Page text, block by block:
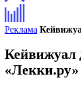
Реклама
Кейвижуал
«Лекки.ру»